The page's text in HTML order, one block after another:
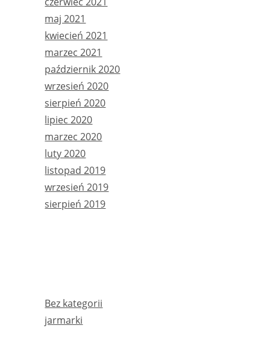
maj 2021
kwiecień 2021
marzec 2021
październik 2020
wrzesień 2020
sierpień 2020
lipiec 2020
marzec 2020
luty 2020
listopad 2019
wrzesień 2019
sierpień 2019
Bez kategorii
jarmarki